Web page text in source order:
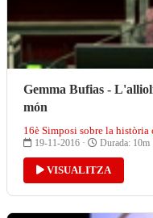
Gemma Bufias -
món
16è Simposi sobre la
19-11-2016 · Durada: 10m
VISUALITZA